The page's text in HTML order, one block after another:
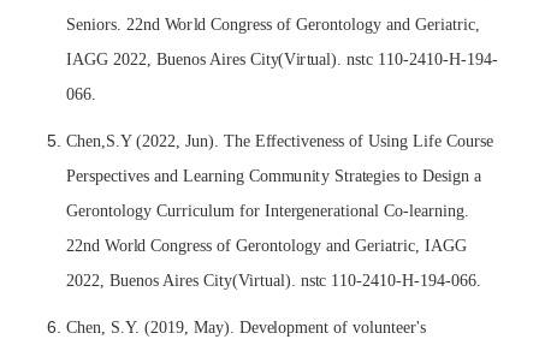
Seniors. 22nd World Congress of Gerontologyand Geriatric,
IAGG 2022, Buenos Aires City(Virtual). nstc 1 10-2410-H-194-
066.
Chen,S.Y (2022, Jun). The Effectiveness ofUsing Life Course
Perspectives and Learning Community Strategiesto Design a
Gerontology Curriculum for Intergenerational Co-learning.
22nd World Congress of Gerontologyand Geriatric ,IAGG
2022, Buenos Aires City(Virtual). nstc 1 10-2410-H-194-066.
Chen, S Y. (2019, May) . Development of volunteer's